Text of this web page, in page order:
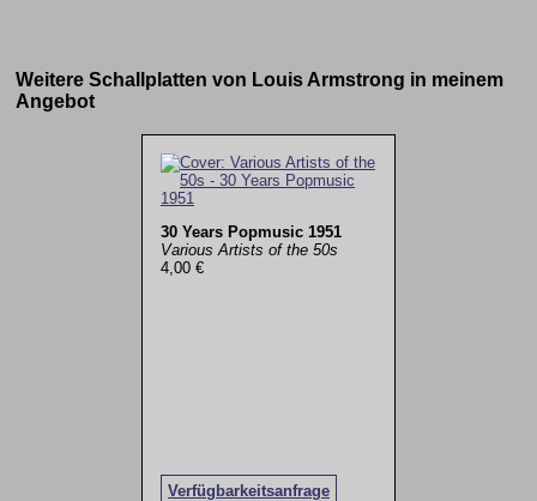
Weitere Schallplatten von Louis Armstrong in meinem
Angebot
30 Years Popmusic 1951
Various Artists of the 50s
4,00 €
Verfügbarkeitsanfrage